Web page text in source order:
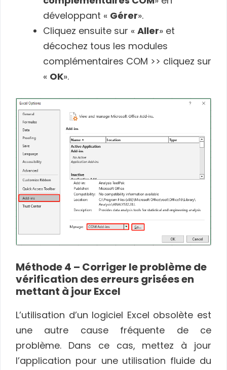
développant « Gérer».
Cliquez ensuite sur « Aller» et
décochez tous les modules
complémentaires COM >> cliquez sur
« OK».
Méthode 4 – Corriger le problème de
vérification des erreurs grisées en
mettant à jour Excel
L’utilisation d’un logiciel Excel obsolète est
une autre cause fréquente de ce
problème. Dans ce cas, mettez à jour
l’application pour une utilisation fluide du